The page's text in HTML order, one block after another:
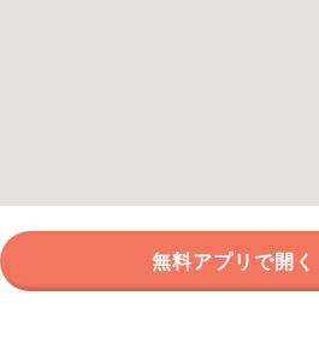
無料アプリで開く